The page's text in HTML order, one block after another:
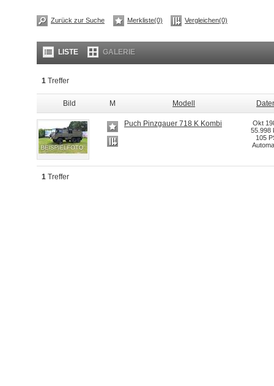
Merkliste(0) Vergleichen(0)
LISTE GALERIE
1 Treffer
Bild M Modell
Puch Pinzgauer 718 K Kombi
Okt
55.998
105
1 Treffer
Zurück zur Suche